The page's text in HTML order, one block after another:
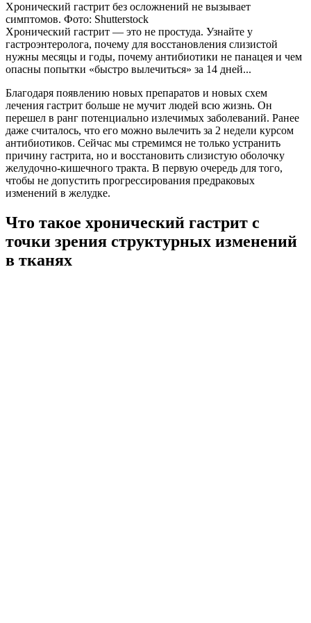
Хронический гастрит без осложнений не вызывает
симптомов. Фото: Shutterstock
Хронический гастрит — это не простуда. Узнайте у
гастроэнтеролога, почему для восстановления слизистой
нужны месяцы и годы, почему антибиотики не панацея и чем
опасны попытки «быстро вылечиться» за 14 дней...
Благодаря появлению новых препаратов и новых схем
лечения гастрит больше не мучит людей всю жизнь. Он
перешел в ранг потенциально излечимых заболеваний. Ранее
даже считалось, что его можно вылечить за 2 недели курсом
антибиотиков. Сейчас мы стремимся не только устранить
причину гастрита, но и восстановить слизистую оболочку
желудочно-кишечного тракта. В первую очередь для того,
чтобы не допустить прогрессирования предраковых
изменений в желудке.
Что такое хронический гастрит с
точки зрения структурных изменений
в тканях